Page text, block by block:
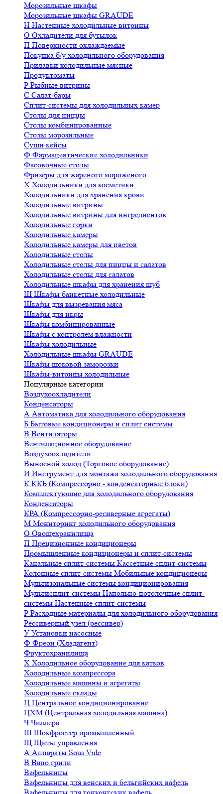
Морозильные шкафы
Морозильные шкафы GRAUDE
Н Настенные холодильные витрины
О Охладители для бутылок
П Поверхности охлаждаемые
Покупка б/у холодильного оборудования
Прилавки холодильные мясные
Продуктоматы
Р Рыбные витрины
С Салат-бары
Сплит-системы для холодильных камер
Столы для пиццы
Столы комбинированные
Столы морозильные
Суши кейсы
Ф Фармацевтические холодильники
Фасовочные столы
Фризеры для жареного мороженого
Х Холодильники для косметики
Холодильники для хранения крови
Холодильные витрины
Холодильные витрины для ингредиентов
Холодильные горки
Холодильные камеры
Холодильные камеры для цветов
Холодильные столы
Холодильные столы для пиццы и салатов
Холодильные столы для салатов
Холодильные шкафы для хранения шуб
Ш Шкафы банкетные холодильные
Шкафы для вызревания мяса
Шкафы для икры
Шкафы комбинированные
Шкафы с контролем влажности
Шкафы холодильные
Холодильные шкафы GRAUDE
Шкафы шоковой заморозки
Шкафы-витрины холодильные
Популярные категории
Воздухоохладители
Конденсаторы
А Автоматика для холодильного оборудования
Б Бытовые кондиционеры и сплит системы
В Вентиляторы
Вентиляционное оборудование
Воздухоохладители
Выносной холод (Торговое оборудование)
И Инструмент для монтажа холодильного оборудования
К ККБ (Компрессорно - конденсаторные блоки)
Комплектующие для холодильного оборудования
Конденсаторы
КРА (Компрессорно-ресиверные агрегаты)
М Мониторинг холодильного оборудования
О Овощехранилища
П Прецизионные кондиционеры
Промышленные кондиционеры и сплит-системы
Канальные сплит-системы Кассетные сплит-системы
Колонные сплит-системы Мобильные кондиционеры
Мультизональные системы кондиционирования
Мультисплит-системы Напольно-потолочные сплит-
системы Настенные сплит-системы
Р Расходные материалы для холодильного оборудования
Рессиверный узел (рессивер)
У Установки насосные
Ф Фреон (Хладагент)
Фруктохранилища
Х Холодильное оборудование для катков
Холодильные компрессора
Холодильные машины и агрегаты
Холодильные склады
Ц Центральное кондиционирование
ЦХМ (Центральная холодильная машина)
ЧЧиллера
Ш Шокфростер промышленный
Щ Щиты управления
А Аппараты Sous Vide
В Вапо грили
Вафельницы
Вафельницы для венских и бельгийских вафель